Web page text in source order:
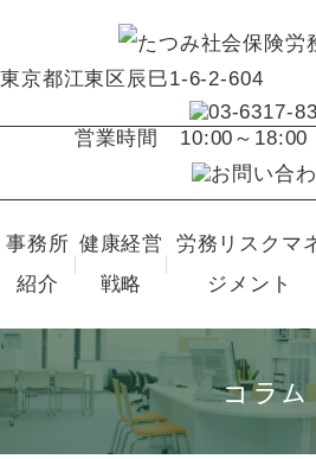
東京都江東区辰巳1-6-2-604
営業時間 10:00～
事務所
紹介
健康経営
戦略
労務リスクマ
ジメント
コラム